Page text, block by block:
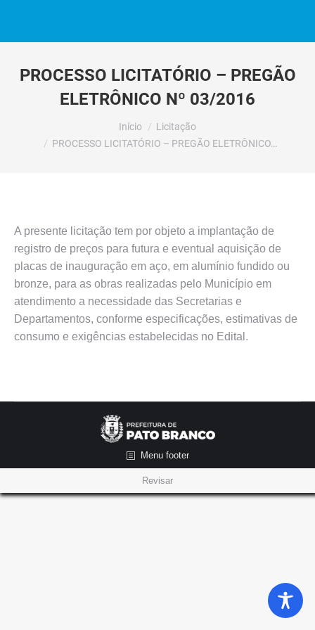
PROCESSO LICITATÓRIO – PREGÃO
ELETRÔNICO Nº 03/2016
Início
Licitação
PROCESSO LICITATÓRIO – PREGÃO ELETRÔNICO…
A presente licitação tem por objeto a implantação de
registro de preços para futura e eventual aquisição de
placas de inauguração em aço, em alumínio fundido ou
bronze, para as obras realizadas pelo Município em
atendimento a necessidade das Secretarias e
Departamentos, conforme especificações, estimativas de
consumo e exigências estabelecidas no Edital.
Menu footer
Revisar